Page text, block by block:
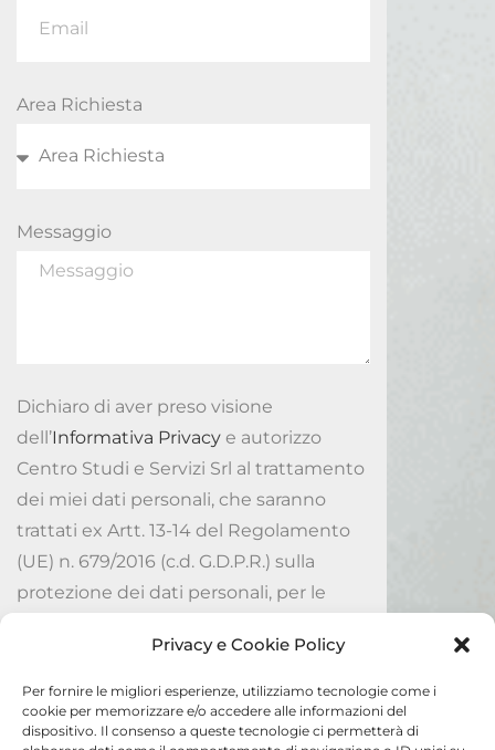
Privacy e Cookie Policy
Per fornire le migliori esperienze, utilizziamo tecnologie come i
cookie per memorizzare e/o accedere alle informazioni del
dispositivo. Il consenso a queste tecnologie ci permetterà di
Area Richiesta
Messaggio
Dichiaro di aver preso visione
dell’Informativa Privacy e autorizzo
Centro Studi e Servizi Srl al trattamento
dei miei dati personali, che saranno
trattati ex Artt. 13-14 del Regolamento
(UE) n. 679/2016 (c.d. G.D.P.R.) sulla
protezione dei dati personali, per le
Invia